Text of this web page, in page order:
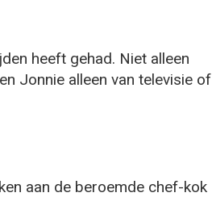
heeft gehad. Niet alleen
Jonnie alleen van televisie of
aan de beroemde chef-kok